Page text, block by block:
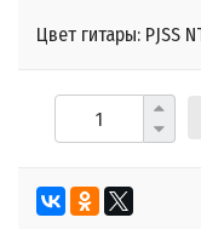
Цвет гитары: PJSS